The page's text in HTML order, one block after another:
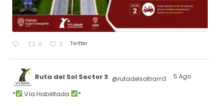
0 2 Twitter
Ruta del Sol Sector 3 @rutadelsoltram3 · 5 Ago
* Vía Habilitada
*